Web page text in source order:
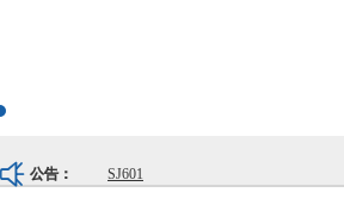
公告： SJ601